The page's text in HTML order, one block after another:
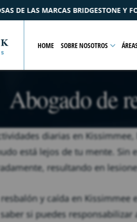
$2.2MACUERDOPOR UN
HOME SOBRE NOSOTROS
Abogado de
diarias en
está lejos de tu mente. Sin
resultando en
y caída en Kissimmee
si puedes